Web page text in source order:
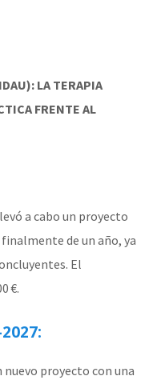
LA TERAPIA
FRENTE AL
a cabo un proyecto
de un año, ya
El
€.
nuevo proyecto con una